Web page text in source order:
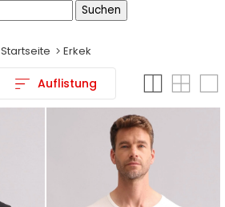
Startseite Erkek
Auflistung